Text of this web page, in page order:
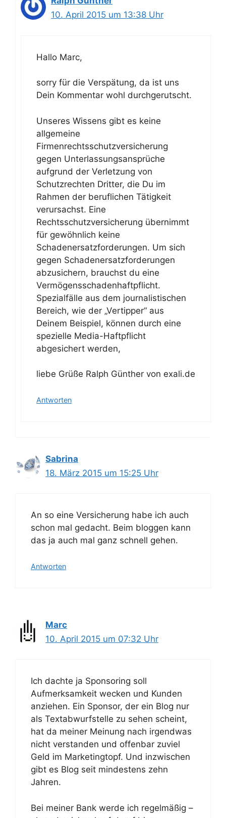
10. April 2015 um 13:38 Uhr
Hallo Marc,
sorry für die Verspätung, da ist uns
Dein Kommentar wohl durchgerutscht.
Unseres Wissens gibt es keine
allgemeine
Firmenrechtsschutzversicherung
gegen Unterlassungsansprüche
aufgrund der Verletzung von
Schutzrechten Dritter, die Du im
Rahmen der beruflichen Tätigkeit
verursachst. Eine
Rechtsschutzversicherung übernimmt
für gewöhnlich keine
Schadenersatzforderungen. Um sich
gegen Schadenersatzforderungen
abzusichern, brauchst du eine
Vermögensschadenhaftpflicht.
Spezialfälle aus dem journalistischen
Bereich, wie der „Vertipper“ aus
Deinem Beispiel, können durch eine
spezielle Media-Haftpflicht
abgesichert werden,
liebe Grüße Ralph Günther von exali.de
Antworten
Sabrina
18. März 2015 um 15:25 Uhr
An so eine Versicherung habe ich auch
schon mal gedacht. Beim bloggen kann
das ja auch mal ganz schnell gehen.
Antworten
Marc
10. April 2015 um 07:32 Uhr
Ich dachte ja Sponsoring soll
Aufmerksamkeit wecken und Kunden
anziehen. Ein Sponsor, der ein Blog nur
als Textabwurfstelle zu sehen scheint,
hat da meiner Meinung nach irgendwas
nicht verstanden und offenbar zuviel
Geld im Marketingtopf. Und inzwischen
gibt es Blog seit mindestens zehn
Jahren.
Bei meiner Bank werde ich regelmäßig –